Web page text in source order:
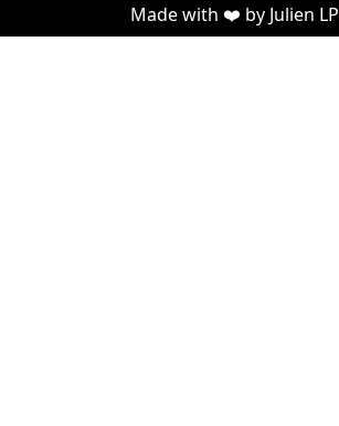
Made with ❤️ by Julien LP